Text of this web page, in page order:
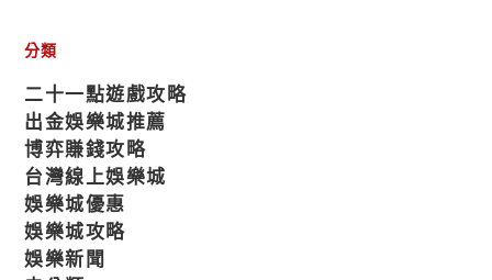
分類
二十一點遊戲攻略
出金娛樂城推薦
博弈賺錢攻略
台灣線上娛樂城
娛樂城優惠
娛樂城攻略
娛樂新聞